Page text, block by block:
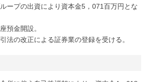
ープの出資により資本金5，071百万円とな
預金開設。
の改正による証券業の登録を受ける。